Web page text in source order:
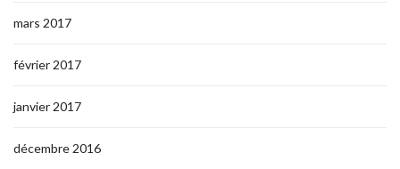
mars 2017
février 2017
janvier 2017
décembre 2016